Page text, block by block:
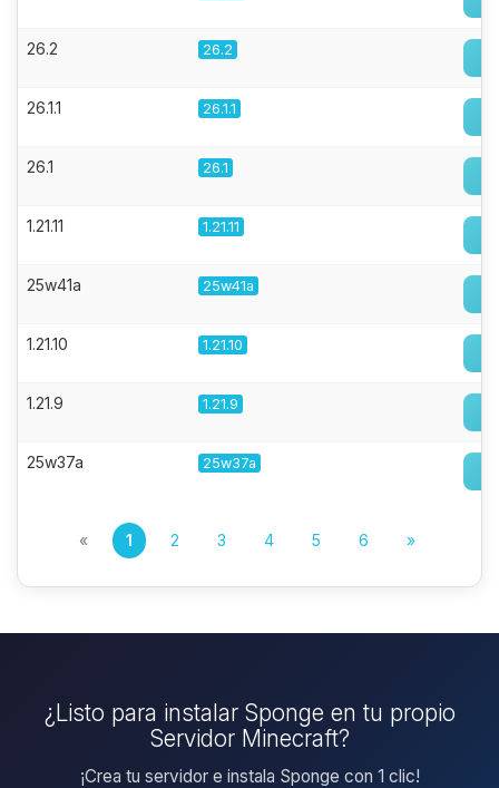
26.2 26.2
26.1.1 26.1.1
26.1 26.1
1.21.11 1.21.11
25w41a 25w41a
1.21.10 1.21.10
1.21.9 1.21.9
25w37a 25w37a
« 1 2 3 4 5 6 »
¿Listo para instalar Sponge en tu propio
Servidor Minecraft?
¡Crea tu servidor e instala Sponge con 1 clic!